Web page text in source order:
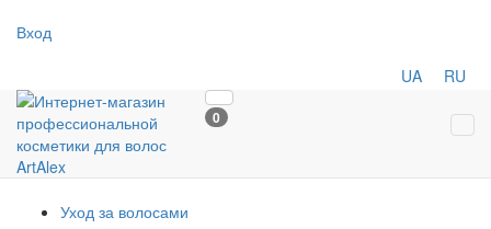
Вход
UA RU
0
Уход за волосами